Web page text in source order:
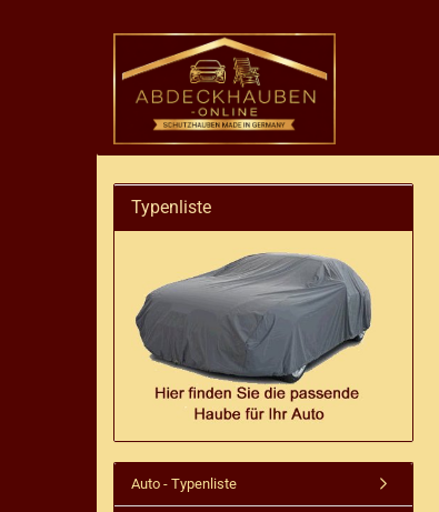
Typenliste
Auto - Typenliste